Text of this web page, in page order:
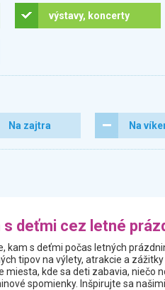
výstavy, koncerty
Na zajtra Na
s deťmi cez letné
kam s deťmi počas letných
tipov na výlety, atrakcie a
miesta, kde sa deti zabavia, niečo
spomienky. Inšpirujte sa